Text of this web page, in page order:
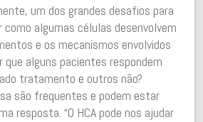
um dos grandes desafios para
como algumas células desenvolvem
e os mecanismos envolvidos
que alguns pacientes respondem
tratamento e outros não?
são frequentes e podem estar
resposta. “O HCA pode nos ajudar